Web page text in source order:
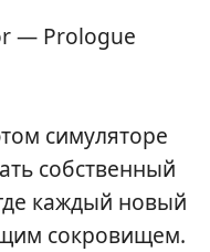
— Prologue
симуляторе
собственный
каждый новый
сокровищем.